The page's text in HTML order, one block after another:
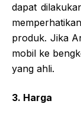
dapat
produk. Jika
mobil ke
yang ahli.
3. Harga